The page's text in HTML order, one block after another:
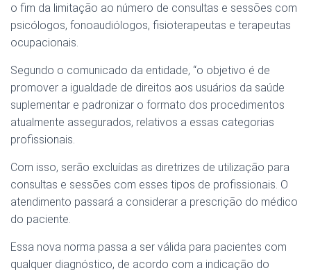
o fim da limitação ao número de consultas e sessões com
psicólogos, fonoaudiólogos, fisioterapeutas e terapeutas
ocupacionais.
Segundo o comunicado da entidade, “o objetivo é de
promover a igualdade de direitos aos usuários da saúde
suplementar e padronizar o formato dos procedimentos
atualmente assegurados, relativos a essas categorias
profissionais.
Com isso, serão excluídas as diretrizes de utilização para
consultas e sessões com esses tipos de profissionais. O
atendimento passará a considerar a prescrição do médico
do paciente.
Essa nova norma passa a ser válida para pacientes com
qualquer diagnóstico, de acordo com a indicação do